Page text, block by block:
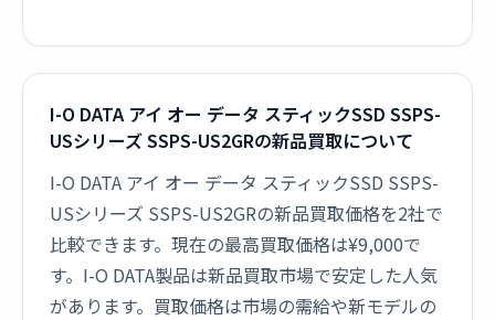
I-O DATA アイ オー データ スティックSSD SSPS-
USシリーズ SSPS-US2GRの新品買取について
I-O DATA アイ オー データ スティックSSD SSPS-
USシリーズ SSPS-US2GRの新品買取価格を2社で
比較できます。現在の最高買取価格は¥9,000で
す。I-O DATA製品は新品買取市場で安定した人気
があります。買取価格は市場の需給や新モデルの